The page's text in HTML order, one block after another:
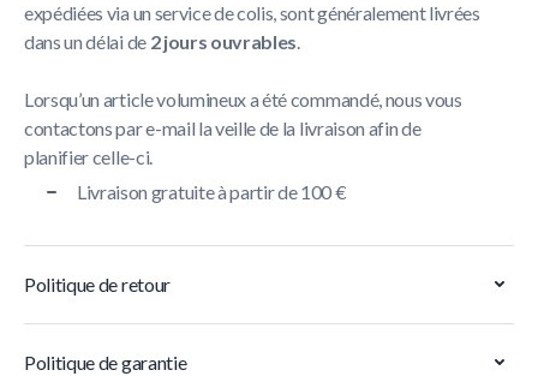
expédiées via un service de colis, sont généralement livrées
dans un délai de 2 jours ouvrables.
Lorsqu’un article volumineux a été commandé, nous vous
contactons par e-mail la veille de la livraison afin de
planifier celle-ci.
Livraison gratuite à partir de 100 €
Politique de retour
Politique de garantie